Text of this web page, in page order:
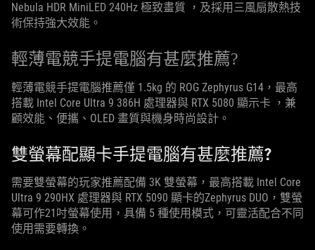
Nebula HDR MiniLED 240Hz 極致畫質 ，及採用三風扇散熱技
術保持強大效能。
輕薄電競手提電腦有甚麼推薦?
輕薄電競手提電腦推薦僅 1.5kg 的 ROG Zephyrus G14，最高
搭載 Intel Core Ultra 9 386H 處理器與 RTX 5080 顯示卡 ，兼
顧效能、便攜、OLED 畫質與機身時尚設計。
雙螢幕配顯卡手提電腦有甚麼推薦?
需要雙螢幕的玩家推薦配備 3K 雙螢幕，最高搭載 Intel Core
Ultra 9 290HX 處理器與 RTX 5090 顯卡的Zephyrus DUO，雙螢
幕可作21吋螢幕使用，具備 5 種使用模式，可靈活配合不同
使用需要轉換。